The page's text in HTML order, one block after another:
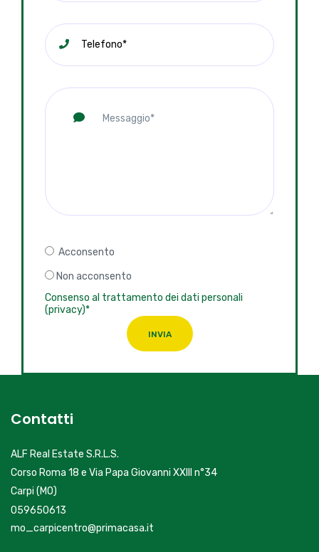
Acconsento
Non acconsento
Consenso al trattamento dei dati personali
(privacy)*
INVIA
Contatti
ALF Real Estate S.R.L.S.
Corso Roma 18 e Via Papa Giovanni XXIII n°34
Carpi (MO)
059650613
mo_carpicentro@primacasa.it